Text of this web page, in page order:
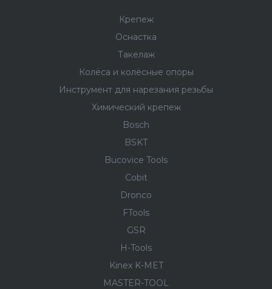
Крепеж
Оснастка
Такелаж
Колёса и колëсные опоры
Инструмент для нарезания резьбы
Химический крепеж
Bosch
BSKT
Bucovice Tools
Cobit
Dronco
FTools
GSR
H-Tools
Kinex K-MET
MASTER-TOOL